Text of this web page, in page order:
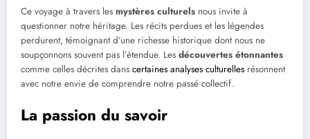
Ce voyage à travers les mystères culturels nous invite à
questionner notre héritage. Les récits perdues et les légendes
perdurent, témoignant d’une richesse historique dont nous ne
soupçonnons souvent pas l’étendue. Les découvertes étonnantes
comme celles décrites dans certaines analyses culturelles résonnent
avec notre envie de comprendre notre passé collectif.
La passion du savoir